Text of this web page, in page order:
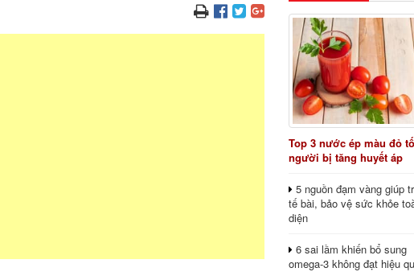
Top 3 nước ép màu đỏ
người bị tăng huyết áp
5 nguồn đạm vàng giúp
tế bài, bảo vệ sức khỏe
diện
6 sai lầm khiến bổ sung
omega-3 không đạt hiệu